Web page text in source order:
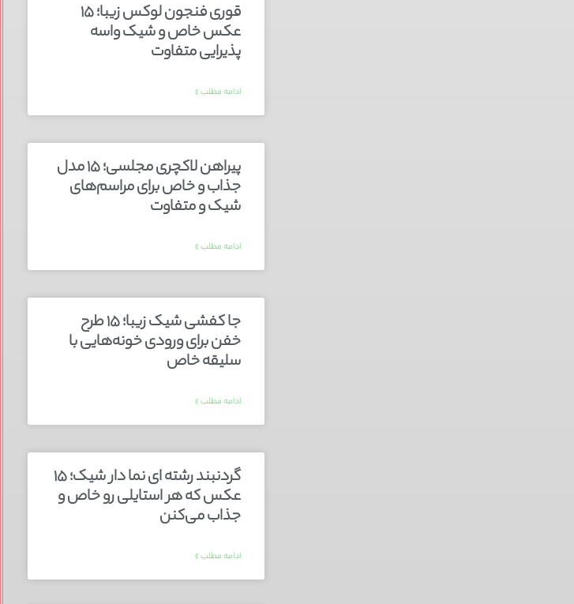
قوری فنجون لوکس زیبا؛ ۱۵
عکس خاص و شیک واسه
پذیرایی متفاوت
ادامه مطلب »
پیراهن لاکچری مجلسی؛ ۱۵ مدل
جذاب و خاص برای مراسم‌های
شیک و متفاوت
ادامه مطلب »
جا کفشی شیک زیبا؛ ۱۵ طرح
خفن برای ورودی خونه‌هایی با
سلیقه خاص
ادامه مطلب »
گردنبند رشته ای نما دار شیک؛ ۱۵
عکس که هر استایلی رو خاص و
جذاب می‌کنن
ادامه مطلب »